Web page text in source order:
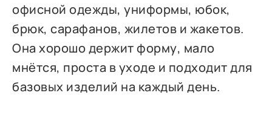
офисной одежды, униформы, юбок,
брюк, сарафанов, жилетов и жакетов.
Она хорошо держит форму, мало
мнётся, проста в уходе и подходит для
базовых изделий на каждый день.